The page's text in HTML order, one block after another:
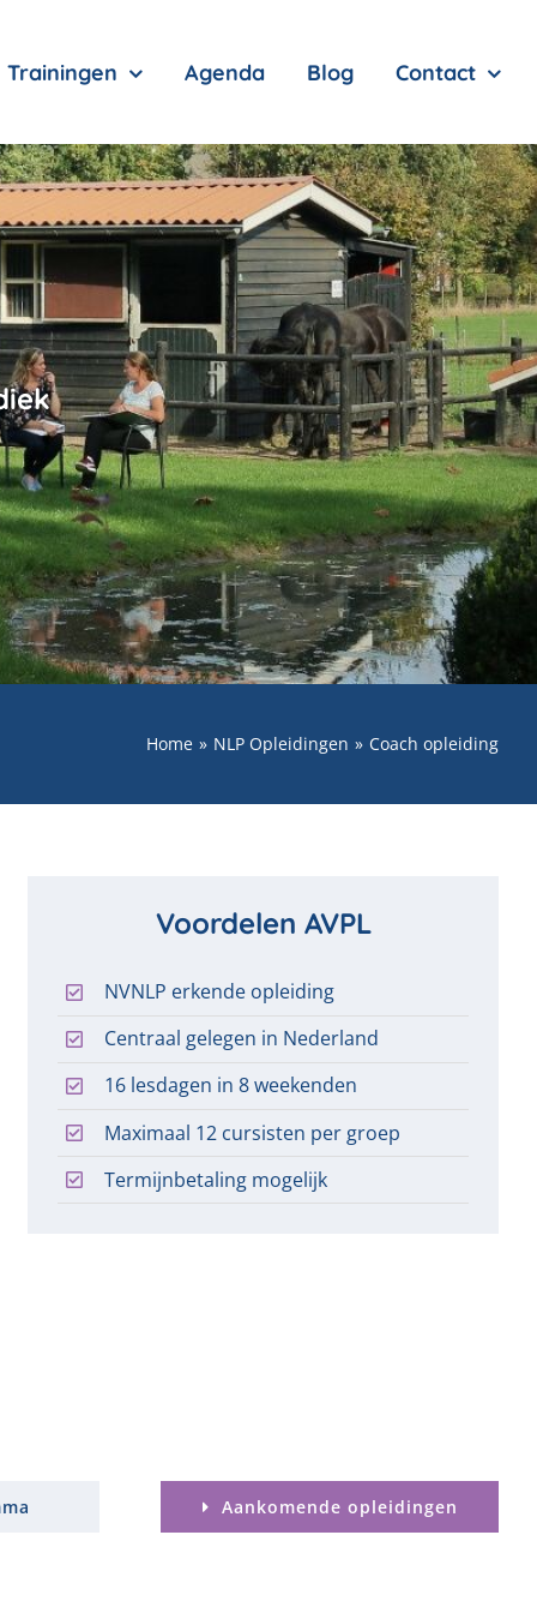
Trainingen Agenda Blog Contact
Home NLP Opleidingen Coach opleiding
Voordelen AVPL
NVNLP erkende opleiding
Centraal gelegen in Nederland
16 lesdagen in 8 weekenden
Maximaal 12 cursisten per groep
Termijnbetaling mogelijk
Aankomende opleidingen